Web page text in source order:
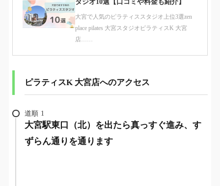
タジオ10選【口コミや料金も紹介】
大宮で人気のピラティススタジオ上位3選zen
place pilates 大宮スタジオピラティスK 大宮
店……
ピラティスK 大宮店へのアクセス
道順 1
大宮駅東口（北）を出たら真っすぐ進み、す
ずらん通りを通ります